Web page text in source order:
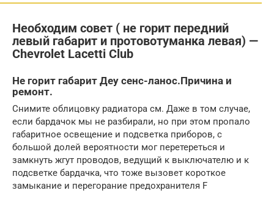
Необходим совет ( не горит передний
левый габарит и протовотуманка левая) —
Chevrolet Lacetti Club
Не горит габарит Деу сенс-ланос.Причина и
ремонт.
Снимите облицовку радиатора см. Даже в том случае,
если бардачок мы не разбирали, но при этом пропало
габаритное освещение и подсветка приборов, с
большой долей вероятности мог перетереться и
замкнуть жгут проводов, ведущий к выключателю и к
подсветке бардачка, что тоже вызовет короткое
замыкание и перегорание предохранителя F